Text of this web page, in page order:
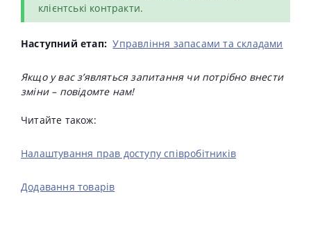
клієнтські контракти.
Наступний етап: Управління запасами та складами
Якщо у вас з’являться запитання чи потрібно внести
зміни – повідомте нам!
Читайте також:
Налаштування прав доступу співробітників
Додавання товарів